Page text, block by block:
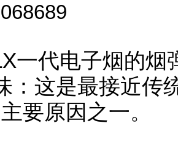
一代电子烟的烟
：这是最接近传
要原因之一。